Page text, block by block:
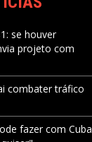
se houver
projeto com
combater tráfico
fazer com Cuba